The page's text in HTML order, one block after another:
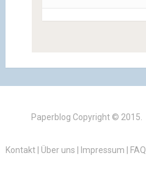
Paperblog Copyright © 2015.
Kontakt| Über uns Impressum FAQ